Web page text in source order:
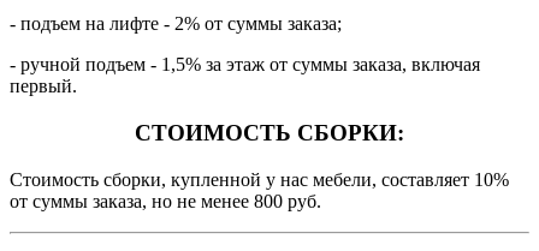
- подъем на лифте - 2% от суммы заказа;
- ручной подъем - 1,5% за этаж от суммы заказа, включая
первый.
СТОИМОСТЬ СБОРКИ:
Стоимость сборки, купленной у нас мебели, составляет 10%
от суммы заказа, но не менее 800 руб.